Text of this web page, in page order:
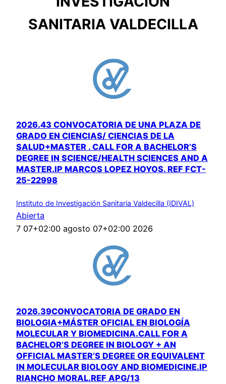
SANITARIA VALDECILLA
2026.43 CONVOCATORIA DE UNA PLAZA DE
GRADO EN CIENCIAS/ CIENCIAS DE LA
SALUD+MASTER . CALL FOR A BACHELOR’S
DEGREE IN SCIENCE/HEALTH SCIENCES AND A
MASTER.IP MARCOS LOPEZ HOYOS. REF FCT-
25-22998
Instituto de Investigación Sanitaria Valdecilla (IDIVAL)
Abierta
7 07+02:00 agosto 07+02:00 2026
2026.39CONVOCATORIA DE GRADO EN
BIOLOGIA+MÁSTER OFICIAL EN BIOLOGÍA
MOLECULAR Y BIOMEDICINA.CALL FOR A
BACHELOR’S DEGREE IN BIOLOGY + AN
OFFICIAL MASTER’S DEGREE OR EQUIVALENT
IN MOLECULAR BIOLOGY AND BIOMEDICINE.IP
RIANCHO MORAL.REF APG/13